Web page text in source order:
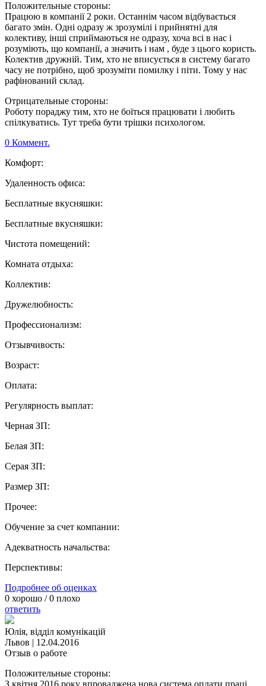
Положительные стороны:
Працюю в компанії 2 роки. Останнім часом відбувається
багато змін. Одні одразу ж зрозумілі і прийнятні для
колективу, інші сприймаються не одразу, хоча всі в нас і
розуміють, що компанії, а значить і нам , буде з цього користь.
Колектив дружній. Тим, хто не вписується в систему багато
часу не потрібно, щоб зрозуміти помилку і піти. Тому у нас
рафінований склад.
Отрицательные стороны:
Роботу пораджу тим, хто не боїться працювати і любить
спілкуватись. Тут треба бути трішки психологом.
0 Коммент.
Комфорт:
Удаленность офиса:
Бесплатные вкусняшки:
Бесплатные вкусняшки:
Чистота помещений:
Комната отдыха:
Коллектив:
Дружелюбность:
Профессионализм:
Отзывчивость:
Возраст:
Оплата:
Регулярность выплат:
Черная ЗП:
Белая ЗП:
Серая ЗП:
Размер ЗП:
Прочее:
Обучение за счет компании:
Адекватность начальства:
Перспективы:
Подробнее об оценках
0 хорошо /0 плохо
ответить
Юлія, відділ комунікацій
Львов | 12.04.2016
Отзыв о работе
Положительные стороны: